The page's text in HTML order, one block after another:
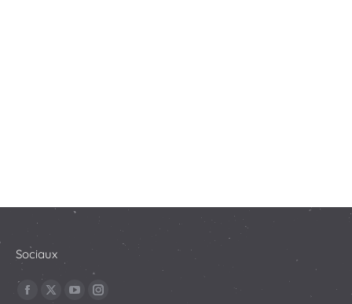
Sociaux
Trouvez nous sur :
La
La
La